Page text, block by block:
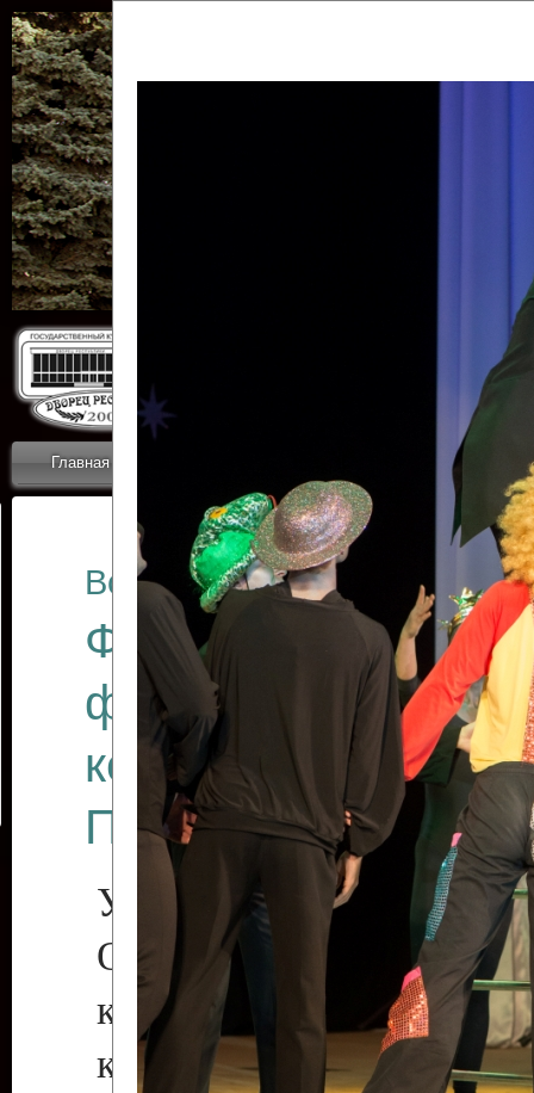
Главная Новости
ОТЧЕТЫ ГКЦ
Все отчеты
Финал
фестиваля
коллективов
Приднестровского
Участники фестиваля:
Образцовый
коллектив
культуры с.